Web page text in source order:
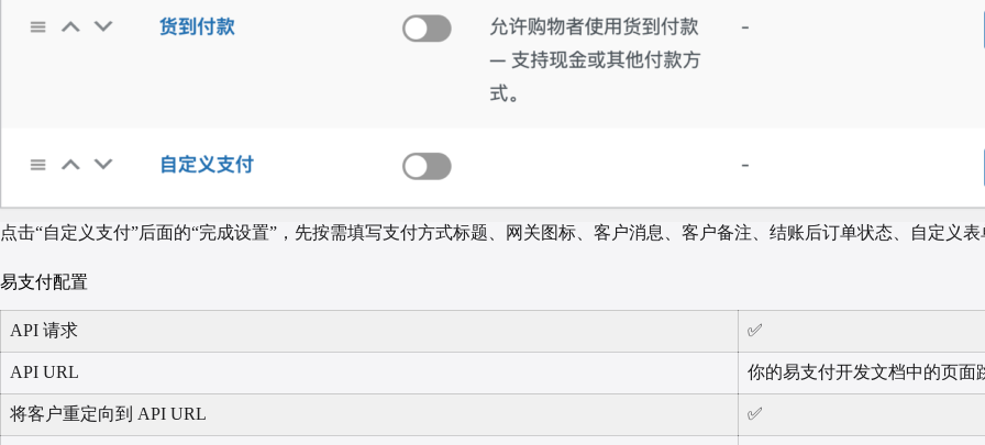
点击“自定义支付”后面的“完成设置”，先按需填写支付方式标题、网关图标、客户消息、客户备注、结账后订单状态、自定义表
易支付配置
API 请求 ✅
API URL 你的易支付开发文档中的页面
将客户重定向到 API URL ✅